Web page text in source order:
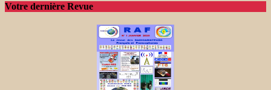
Votre dernière Revue